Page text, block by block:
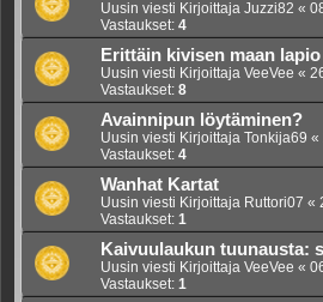
Uusin viesti Kirjoittaja Juzzi82 «
Vastaukset: 4
Erittäin kivisen maan lapio
Uusin viesti Kirjoittaja VeeVee «
Vastaukset: 8
Avainnipun löytäminen?
Uusin viesti Kirjoittaja Tonkija69 «
Vastaukset: 4
Wanhat Kartat
Uusin viesti Kirjoittaja Ruttori07 «
Vastaukset: 1
Kaivuulaukun tuunausta:
Uusin viesti Kirjoittaja VeeVee «
Vastaukset: 1